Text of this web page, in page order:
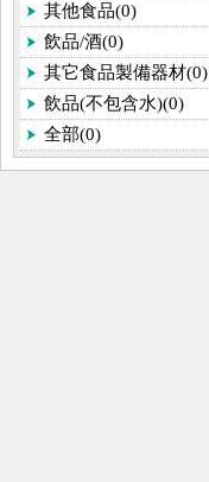
其他食品(0)
飲品/酒(0)
其它食品製備器材(0)
飲品(不包含水)(0)
全部(0)